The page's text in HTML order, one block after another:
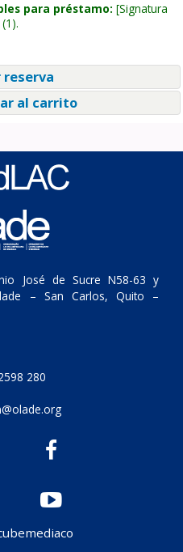
para préstamo: Signatura
(1).
al carrito
José de Sucre N58-63 y
– San Carlos, Quito –
280